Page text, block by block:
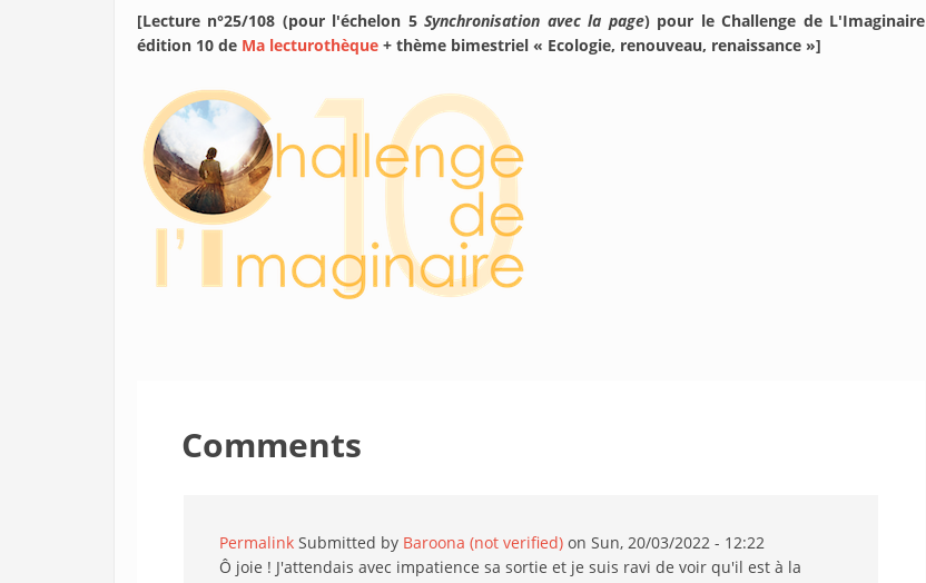
[Lecture n°25/108 (pour l'échelon 5Synchronisation avec la page) pour le Challenge de L'Imaginaire
édition 10 de Ma lecturothèque + thème bimestriel « Ecologie, renouveau, renaissance »]
Comments
Permalink Submitted by Baroona (not verified) on Sun, 20/03/2022 - 12:22
Ô joie ! J'attendais avec impatience sa sortie et je suis ravi de voir qu'il est à la